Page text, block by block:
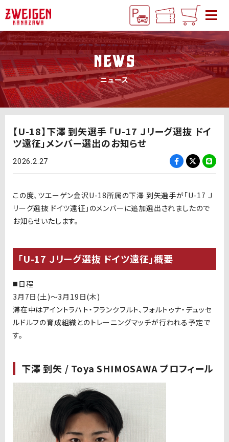
NEWS
ニュース
【U-18】下澤 到矢選手 「U-17 Ｊリーグ選抜 ドイ
ツ遠征」メンバー選出のお知らせ
2026.2.27
この度、ツエーゲン金沢U-18所属の下澤 到矢選手が「U-17 Ｊ
リーグ選抜 ドイツ遠征」のメンバーに追加選出されましたので
お知らせいたします。
「U-17 Ｊリーグ選抜 ドイツ遠征」概要
◼️日程
3月7日(土)〜3月19日(木)
滞在中はアイントラハト・フランクフルト、フォルトゥナ・デュッセ
ルドルフの育成組織とのトレーニングマッチが行われる予定で
す。
下澤 到矢 / Toya SHIMOSAWA プロフィール